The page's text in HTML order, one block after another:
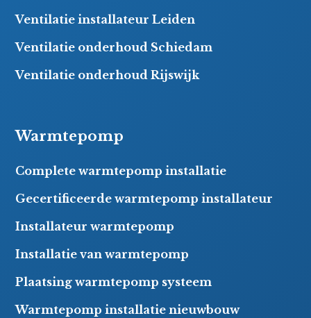
Ventilatie installateur Leiden
Ventilatie onderhoud Schiedam
Ventilatie onderhoud Rijswijk
Warmtepomp
Complete warmtepomp installatie
Gecertificeerde warmtepomp installateur
Installateur warmtepomp
Installatie van warmtepomp
Plaatsing warmtepomp systeem
Warmtepomp installatie nieuwbouw